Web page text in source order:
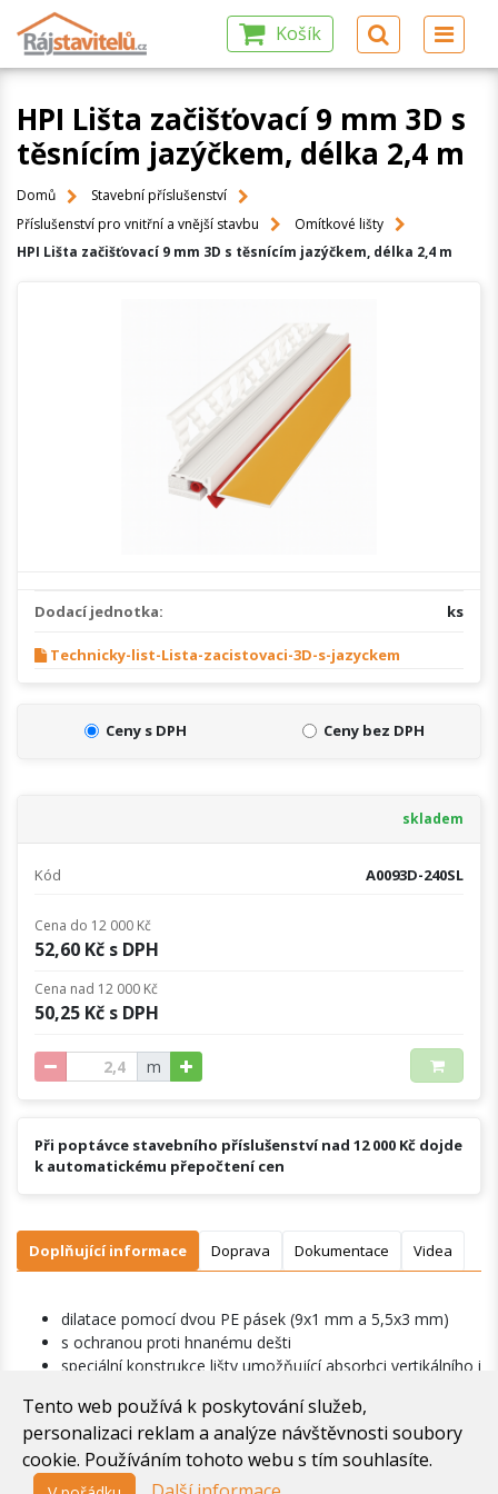
Tento web používá k poskytování služeb,
personalizaci reklam a analýze návštěvnosti soubory
cookie. Používáním tohoto webu s tím souhlasíte.
Košík
HPI Lišta začišťovací 9 mm 3D s
těsnícím jazýčkem, délka 2,4 m
Domů
Stavební příslušenství
Příslušenství pro vnitřní a vnější stavbu
Omítkové lišty
HPI Lišta začišťovací 9 mm 3D s těsnícím jazýčkem, délka 2,4 m
Dodací jednotka: ks
Technicky-list-Lista-zacistovaci-3D-s-jazyckem
Ceny s DPH Ceny bez DPH
skladem
Kód A0093D-240SL
Cena do 12 000 Kč
52,60 Kč s DPH
Cena nad 12 000 Kč
50,25 Kč s DPH
m
Při poptávce stavebního příslušenství nad 12 000 Kč dojde
k automatickému přepočtení cen
Doplňující informace Doprava Dokumentace Videa
dilatace pomocí dvou PE pásek (9x1 mm a 5,5x3 mm)
s ochranou proti hnanému dešti
speciální konstrukce lišty umožňující absorbci vertikálního i